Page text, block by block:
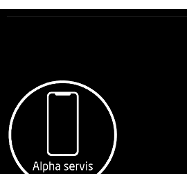
Dijeljeni SIM slot
NFC